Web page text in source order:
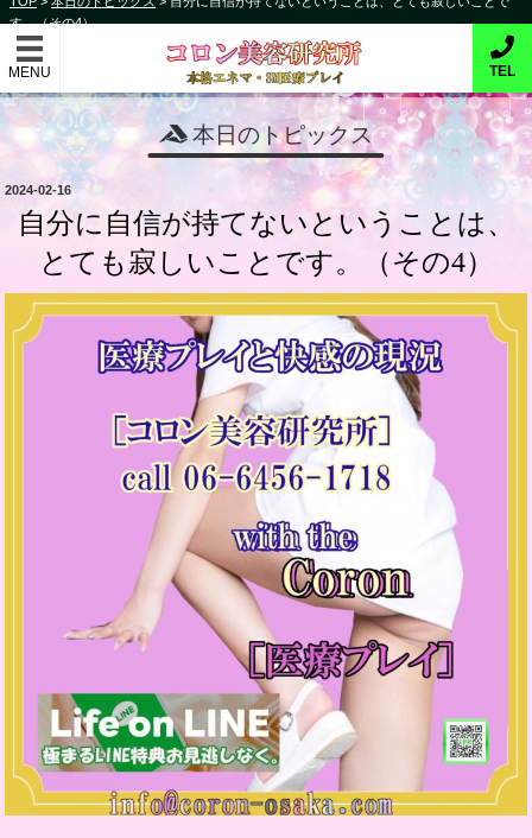
コ
テ
ン
ツ
ス
す。（その4）
コロン美容研究所
本格的エネマ・SM医療プレイ TEL
本日のトピックス
投
2024-02-16
自分に自信が持てないということは、
とても寂しいことです。（その4）